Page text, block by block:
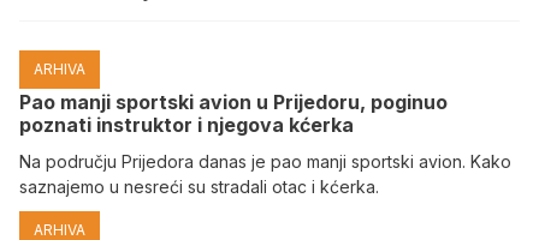
ARHIVA
Pao manji sportski avion u Prijedoru, poginuo
poznati instruktor i njegova kćerka
Na području Prijedora danas je pao manji sportski avion. Kako
saznajemo u nesreći su stradali otac i kćerka.
ARHIVA